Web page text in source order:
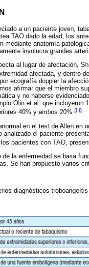
a un paciente joven,
TAO dado la edad, los
mediante anatomía
involucra grandes
al lugar de afectación,
afectada, y dentro
ecografía doppler la
afirmar que el miembro
y no haberse
Olin et al. que incluyeron
40% y ambos 20%.3 8
en el test de Allen en
analizado el paciente
pacientes con TAO,
de la enfermedad se basa
Se han propuesto varios
diagnósticos